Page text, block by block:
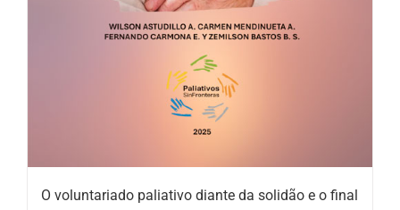
O voluntariado paliativo diante da solidão e o final